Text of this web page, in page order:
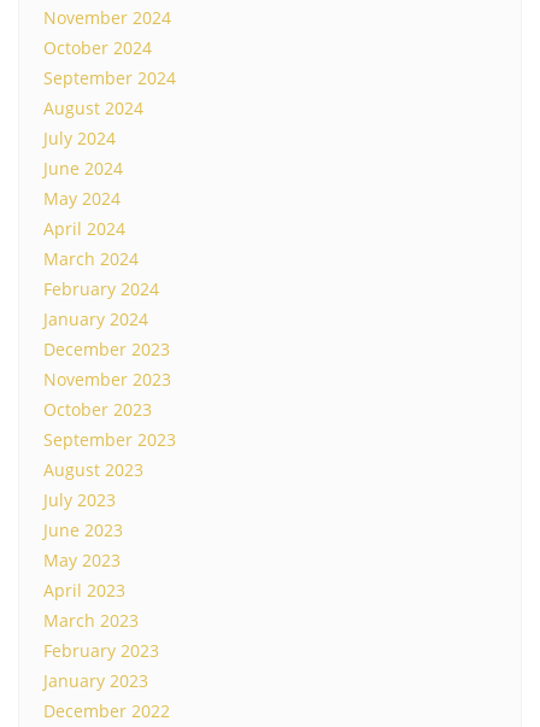
November 2024
October 2024
September 2024
August 2024
July 2024
June 2024
May 2024
April 2024
March 2024
February 2024
January 2024
December 2023
November 2023
October 2023
September 2023
August 2023
July 2023
June 2023
May 2023
April 2023
March 2023
February 2023
January 2023
December 2022